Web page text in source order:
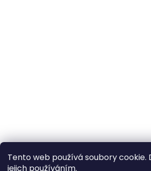
Tento web používá soubory
jejich používáním.